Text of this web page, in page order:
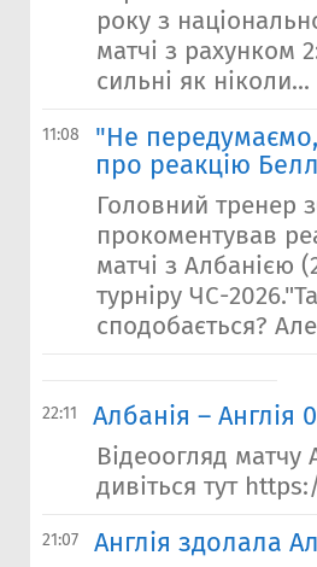
року з
матчі з рахунком
сильні як ніколи...
11:08
"Не
про реакцію
Головний тренер
прокоментував
матчі з Албанією
турніру ЧС-
сподобається?
22:11 Албанія – Англія
Відеоогляд матчу
дивіться тут
21:07 Англія здолала